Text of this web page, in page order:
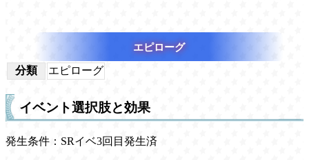
エピローグ
分類 エピローグ
イベント選択肢と効果
発生条件：SRイベ3回目発生済